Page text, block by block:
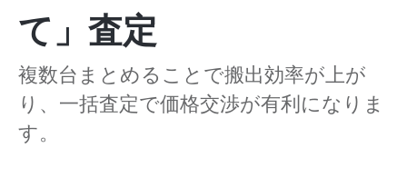
て」査定
複数台まとめることで搬出効率が上が
り、一括査定で価格交渉が有利になりま
す。